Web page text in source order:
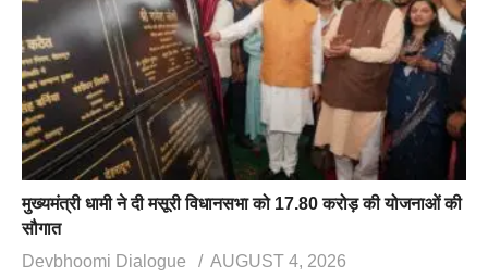
मुख्यमंत्री धामी ने दी मसूरी विधानसभा को 17.80 करोड़ की योजनाओं की
सौगात
Devbhoomi Dialogue
AUGUST 4, 2026